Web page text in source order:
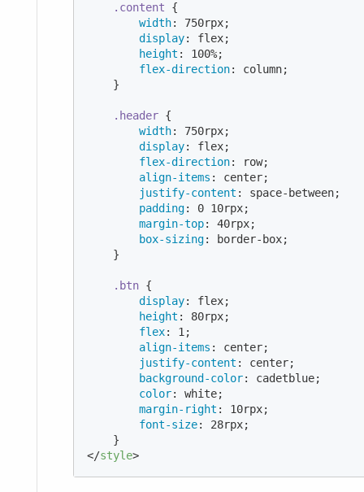
.content {
width: 750rpx;
display: flex;
height : 100%;
flex-direction: column;
    }
.header {
width: 750rpx;
display: flex;
flex-direction: row;
align-items : center;
justify-content : space-between;
padding: 0 10rpx;
margin-top: 40rpx;
box-sizing: border-box;
    }
.btn {
display: flex;
height : 80rpx;
flex: 1 ;
align-items : center;
justify-content : center;
background-color: cadetblue;
color: white;
margin-right : 10rpx;
font-size: 28rpx;
</style>